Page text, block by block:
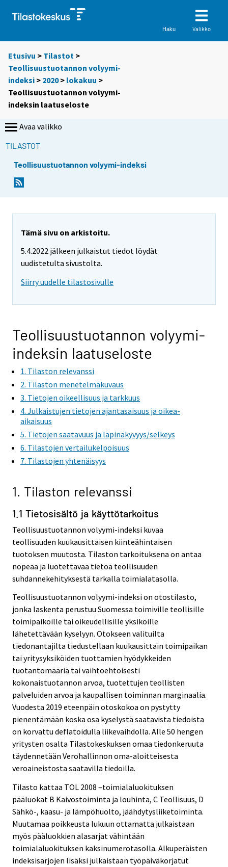
Haku Valikko
Etusivu > Tilastot >
Teollisuustuotannon volyymi-
indeksi > 2020> lokakuu >
Teollisuustuotannon volyymi-
indeksin laatuseloste
Avaa valikko
TILASTOT
Teollisuustuotannon volyymi-indeksi
Tämä sivu on arkistoitu.
5.4.2022 jälkeen julkaistut tiedot löydät
uudistetulta sivustolta.
Siirry uudelle tilastosivulle
Teollisuustuotannon volyymi-
indeksin laatuseloste
1. Tilaston relevanssi
2. Tilaston menetelmäkuvaus
3. Tietojen oikeellisuus ja tarkkuus
4. Julkaistujen tietojen ajantasaisuus ja oikea-
aikaisuus
5. Tietojen saatavuus ja läpinäkyvyys/selkeys
6. Tilastojen vertailukelpoisuus
7. Tilastojen yhtenäisyys
1. Tilaston relevanssi
1.1 Tietosisältö ja käyttötarkoitus
Teollisuustuotannon volyymi-indeksi kuvaa
teollisuuden kuukausittaisen kiinteähintaisen
tuotoksen muutosta. Tilaston tarkoituksena on antaa
nopeaa ja luotettavaa tietoa teollisuuden
suhdannekehityksestä tarkalla toimialatasolla.
Teollisuustuotannon volyymi-indeksi on otostilasto,
jonka laskenta perustuu Suomessa toimiville teollisille
toimipaikoille tai oikeudellisille yksiköille
lähetettävään kyselyyn. Otokseen valituilta
tiedonantajilta tiedustellaan kuukausittain toimipaikan
tai yritysyksiköiden tuottamien hyödykkeiden
tuotantomääriä tai vaihtoehtoisesti
kokonaistuotannon arvoa, tuotettujen teollisten
palveluiden arvoa ja kaupallisen toiminnan marginaalia.
Vuodesta 2019 eteenpäin otoskokoa on pystytty
pienentämään koska osa kyselystä saatavista tiedoista
on korvattu deflatoidulla liikevaihdolla. Alle 50 hengen
yritysten osalta Tilastokeskuksen omaa tiedonkeruuta
täydennetään Verohallinnon oma-aloitteisesta
veroaineistosta saatavilla tiedoilla.
Tilasto kattaa TOL 2008 –toimialaluokituksen
pääluokat B Kaivostoiminta ja louhinta, C Teollisuus, D
Sähkö-, kaasu- ja lämpöhuolto, jäähdytysliiketoiminta.
Muutamaa poikkeusta lukuun ottamatta julkaistaan
myös pääluokkien alasarjat vähintään
toimialaluokituksen kaksinumerotasolla. Alkuperäisten
indeksisarjojen lisäksi julkaistaan työpäiväkorjatut